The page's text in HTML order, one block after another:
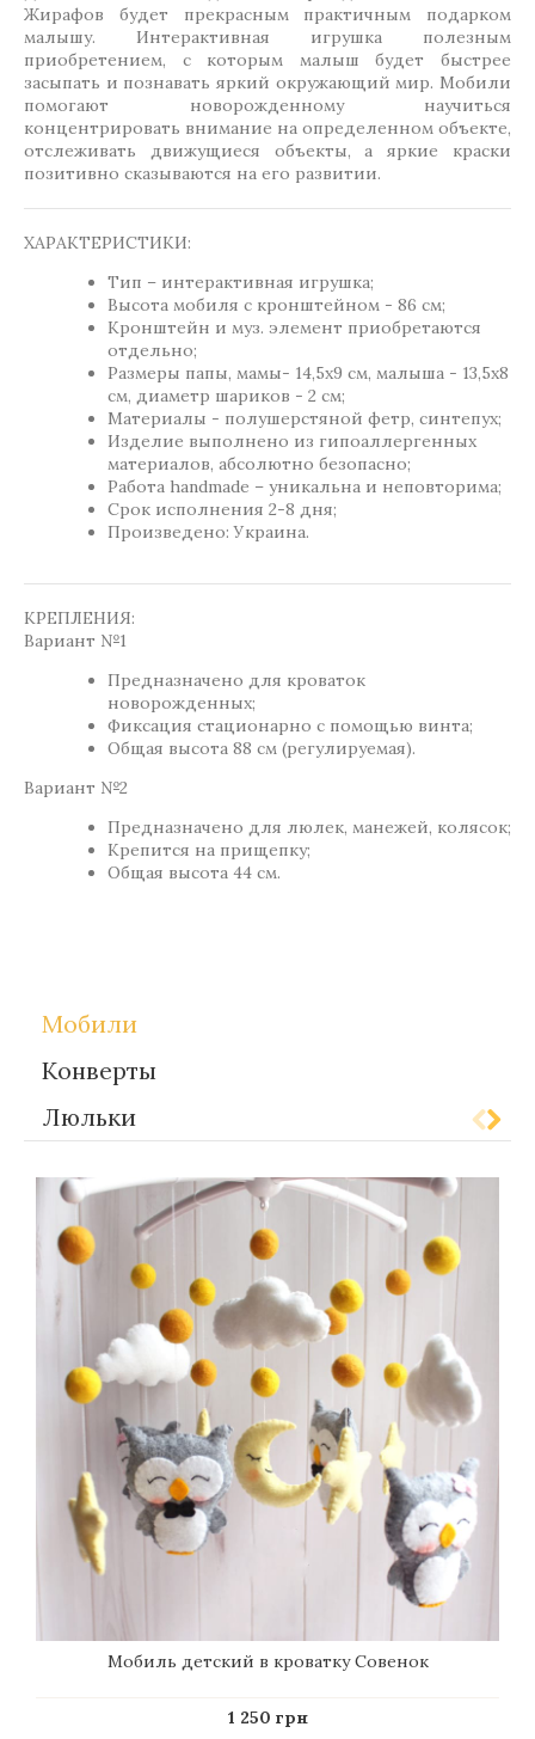
Жирафов будет прекрасным практичным подарком
малышу. Интерактивная игрушка полезным
приобретением, с которым малыш будет быстрее
засыпать и познавать яркий окружающий мир. Мобили
помогают новорожденному научиться
концентрировать внимание на определенном объекте,
отслеживать движущиеся объекты, а яркие краски
позитивно сказываются на его развитии.
ХАРАКТЕРИСТИКИ:
Тип – интерактивная игрушка;
Высота мобиля с кронштейном - 86 см;
Кронштейн и муз. элемент приобретаются
отдельно;
Размеры папы, мамы- 14,5х9 см, малыша - 13,5х8
см, диаметр шариков - 2 см;
Материалы - полушерстяной фетр, синтепух;
Изделие выполнено из гипоаллергенных
материалов, абсолютно безопасно;
Работа handmade – уникальна и неповторима;
Срок исполнения 2-8 дня;
Произведено: Украина.
КРЕПЛЕНИЯ:
Вариант №1
Предназначено для кроваток
новорожденных;
Фиксация стационарно с помощью винта;
Общая высота 88 см (регулируемая).
Вариант №2
Предназначено для люлек, манежей, колясок;
Крепится на прищепку;
Общая высота 44 см.
Мобили
Конверты
Люльки
Мобиль детский в кроватку Совенок
1 250 грн